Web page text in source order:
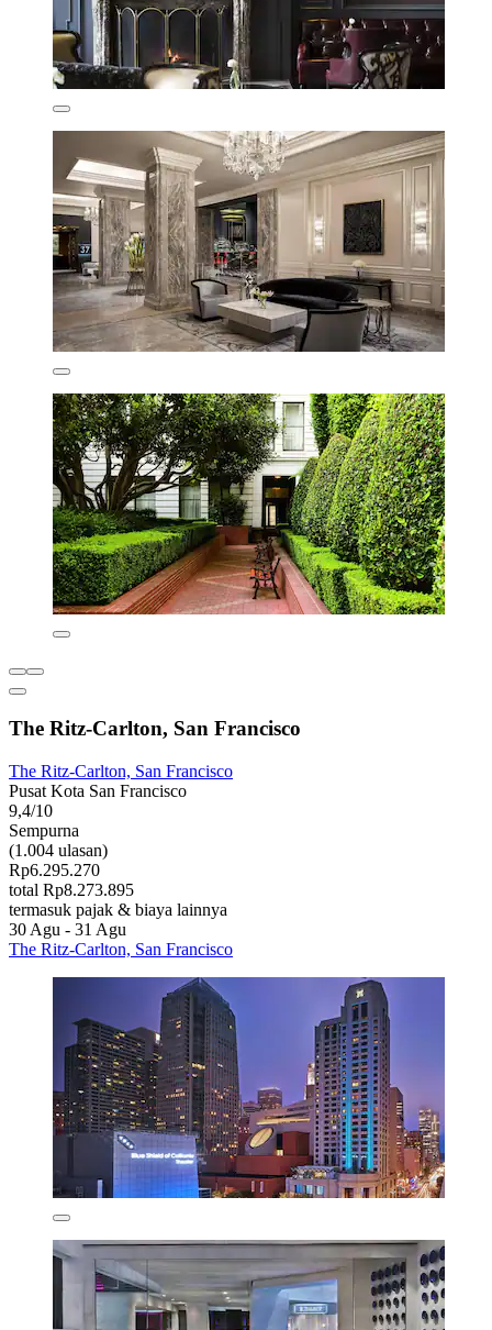
The Ritz-Carlton, San Francisco
The Ritz-Carlton, San Francisco
Pusat Kota San Francisco
9,4/10
Sempurna
(1.004 ulasan)
Rp6.295.270
total Rp8.273.895
termasuk pajak & biaya lainnya
30 Agu - 31 Agu
The Ritz-Carlton, San Francisco